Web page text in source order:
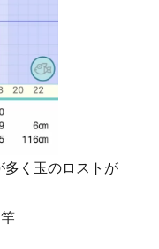
多く玉のロストが